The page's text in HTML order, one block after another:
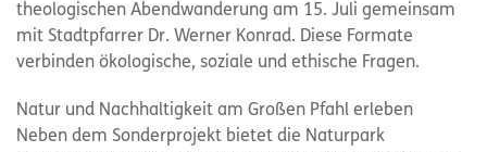
theologischen Abendwanderung am 15. Juli gemeinsam
mit Stadtpfarrer Dr. Werner Konrad. Diese Formate
verbinden ökologische, soziale und ethische Fragen.
Natur und Nachhaltigkeit am Großen Pfahl erleben
Neben dem Sonderprojekt bietet die Naturpark